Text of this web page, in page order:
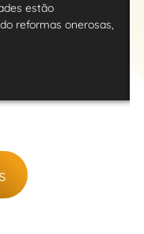
estão
reformas onerosas,